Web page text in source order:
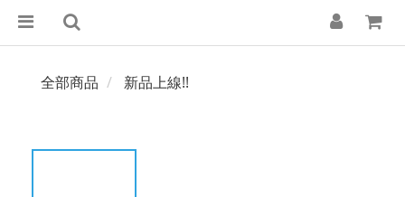
全部商品 新品上線!!